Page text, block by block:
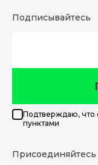
Подписывайтесь
Подтверждаю, что
пунктами
Присоединяйтесь